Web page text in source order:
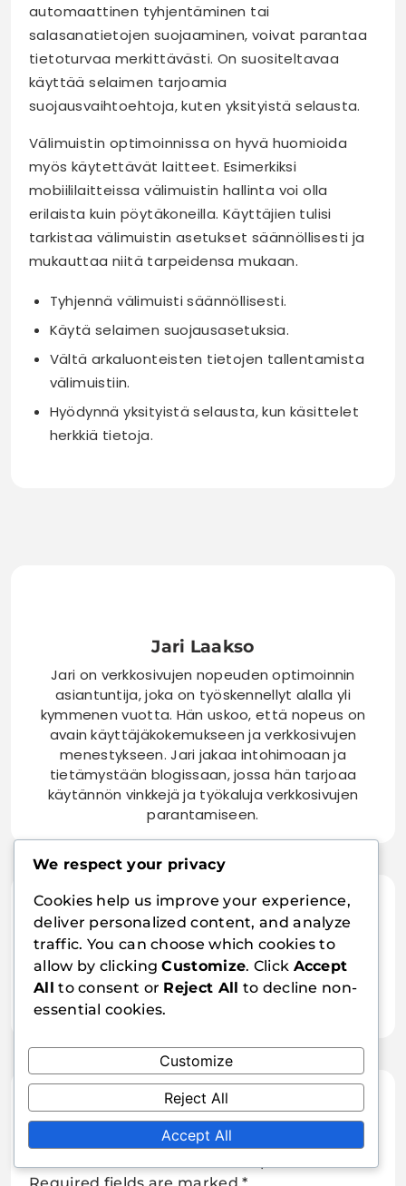
automaattinen tyhjentäminen tai
salasanatietojen suojaaminen, voivat parantaa
tietoturvaa merkittävästi. On suositeltavaa
käyttää selaimen tarjoamia
suojausvaihtoehtoja, kuten yksityistä selausta.
Välimuistin optimoinnissa on hyvä huomioida
myös käytettävät laitteet. Esimerkiksi
mobiililaitteissa välimuistin hallinta voi olla
erilaista kuin pöytäkoneilla. Käyttäjien tulisi
tarkistaa välimuistin asetukset säännöllisesti ja
mukauttaa niitä tarpeidensa mukaan.
Tyhjennä välimuisti säännöllisesti.
Käytä selaimen suojausasetuksia.
Vältä arkaluonteisten tietojen tallentamista
välimuistiin.
Hyödynnä yksityistä selausta, kun käsittelet
herkkiä tietoja.
Jari Laakso
Jari on verkkosivujen nopeuden optimoinnin
asiantuntija, joka on työskennellyt alalla yli
kymmenen vuotta. Hän uskoo, että nopeus on
avain käyttäjäkokemukseen ja verkkosivujen
menestykseen. Jari jakaa intohimoaan ja
tietämystään blogissaan, jossa hän tarjoaa
käytännön vinkkejä ja työkaluja verkkosivujen
parantamiseen.
02/02/2026
Verkkopalvelimen Optimointi:
Asetukset ja Suorituskyky
03/02/2026
Selaimen Välimuisti: Ongelmat ja
Leave a Reply
We respect your privacy
Cookies help us improve your experience,
deliver personalized content, and analyze
traffic. You can choose which cookies to
allow by clickingCustomize. Click Accept
All to consent or Reject All to decline non-
essential cookies.
Customize
Reject All
Accept All